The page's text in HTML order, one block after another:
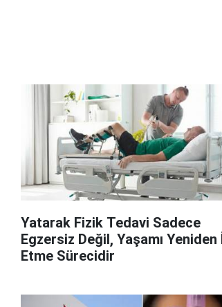
Yatarak Fizik Tedavi Sadece
Egzersiz Değil, Yaşamı Yeniden
Etme Sürecidir